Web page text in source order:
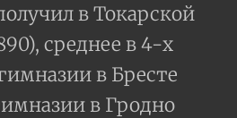
в Токарской
среднее в 4-х
в Бресте
в Гродно